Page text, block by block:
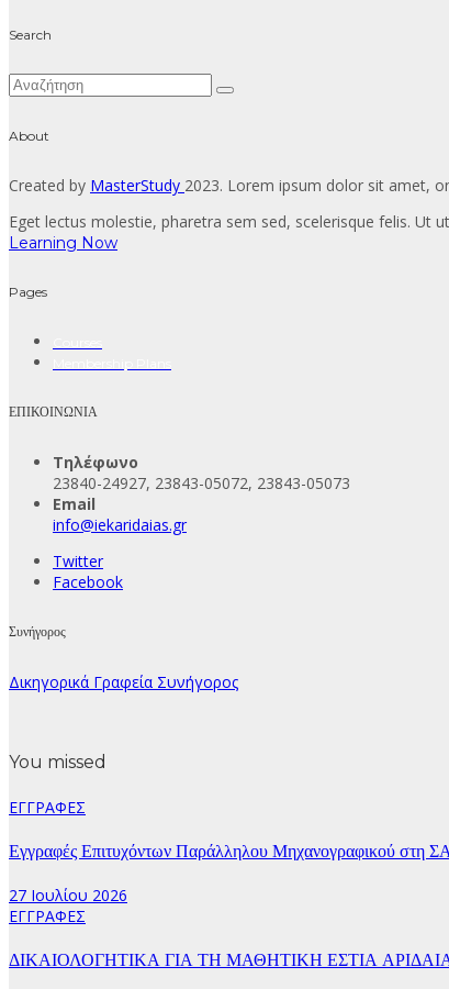
Search
About
Created by MasterStudy 2023. Lorem ipsum dolor sit amet,
Eget lectus molestie, pharetra sem sed, scelerisque felis. Ut
Learning Now
Pages
ΕΠΙΚΟΙΝΩΝΙΑ
Τηλέφωνο
23840-24927, 23843-05072, 23843-05073
Email
info@iekaridaias.gr
Twitter
Facebook
Συνήγορος
Δικηγορικά Γραφεία Συνήγορος
You missed
ΕΓΓΡΑΦΕΣ
Εγγραφές Επιτυχόντων Παράλληλου Μηχανογραφικού στη
27 Ιουλίου 2026
ΕΓΓΡΑΦΕΣ
ΔΙΚΑΙΟΛΟΓΗΤΙΚΑ ΓΙΑ ΤΗ ΜΑΘΗΤΙΚΗ ΕΣΤΙΑ